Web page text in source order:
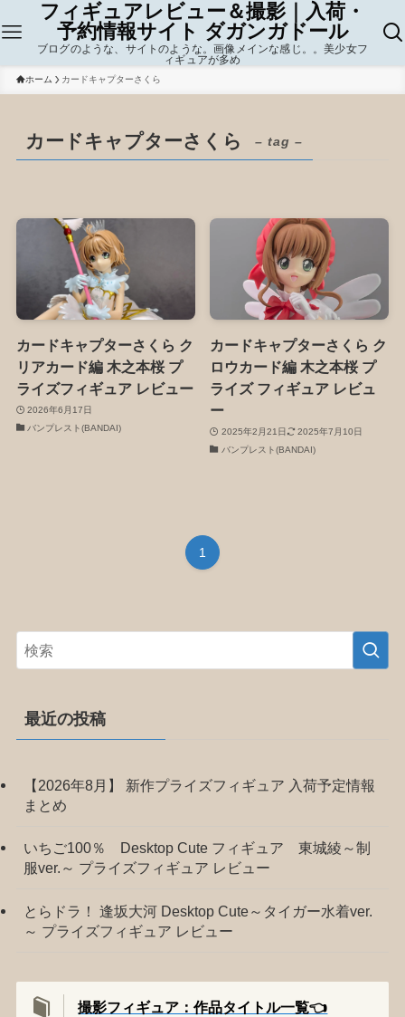
フィギュアレビュー＆撮影｜入荷・
予約情報サイト ダガンガドール
ブログのような、サイトのような。画像メインな感じ。。美少女フ
ィギュアが多め
ホーム カードキャプターさくら
カードキャプターさくら – tag –
カードキャプターさくら ク
リアカード編 木之本桜 プ
ライズフィギュア レビュー
2026年6月17日
バンプレスト(BANDAI)
カードキャプターさくら ク
ロウカード編 木之本桜 プ
ライズ フィギュア レビュ
ー
2025年2月21日
2025年7月10日
バンプレスト(BANDAI)
1
最近の投稿
【2026年8月】 新作プライズフィギュア 入荷予定情報
まとめ
いちご100％ Desktop Cute フィギュア 東城綾～制
服ver.～ プライズフィギュア レビュー
とらドラ！ 逢坂大河 Desktop Cute～タイガー水着ver.
～ プライズフィギュア レビュー
撮影フィギュア：作品タイトル一覧👈️